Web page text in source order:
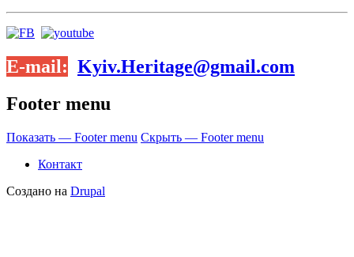
E-mail: Kyiv.Heritage@gmail.com
Footer menu
Показать — Footer menu Скрыть — Footer menu
Контакт
Создано на Drupal